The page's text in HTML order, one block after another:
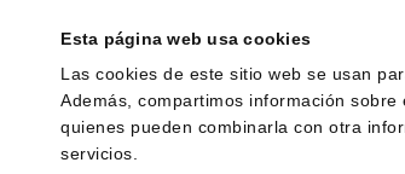
Esta página web usa cookies
Las cookies de este sitio web se usan
Además, compartimos información
quienes pueden combinarla con otra
servicios.